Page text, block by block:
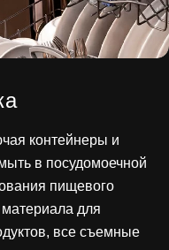
контейнеры и
в посудомоечной
пищевого
материала для
все съемные